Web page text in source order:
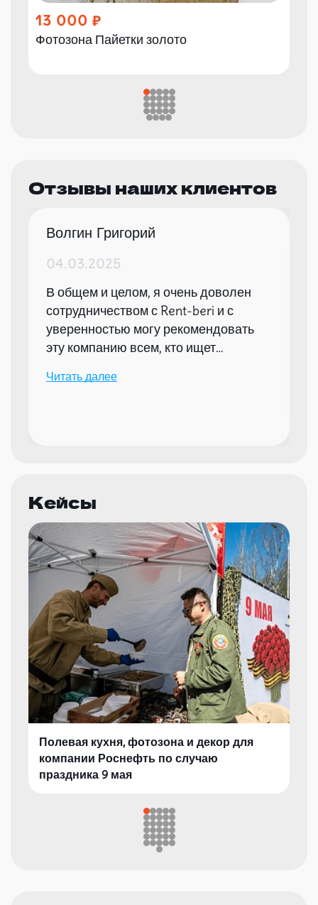
13 000
Фотозона Пайетки золото
Отзывы наших клиентов
Волгин Григорий
04.03.2025
В общем и целом, я очень доволен
сотрудничеством с Rent-beri и с
уверенностью могу рекомендовать
эту компанию всем, кто ищет
мероприятий.
Читать далее
Кейсы
Полевая кухня, фотозона и декор для
компании Роснефть по случаю
праздника 9 мая